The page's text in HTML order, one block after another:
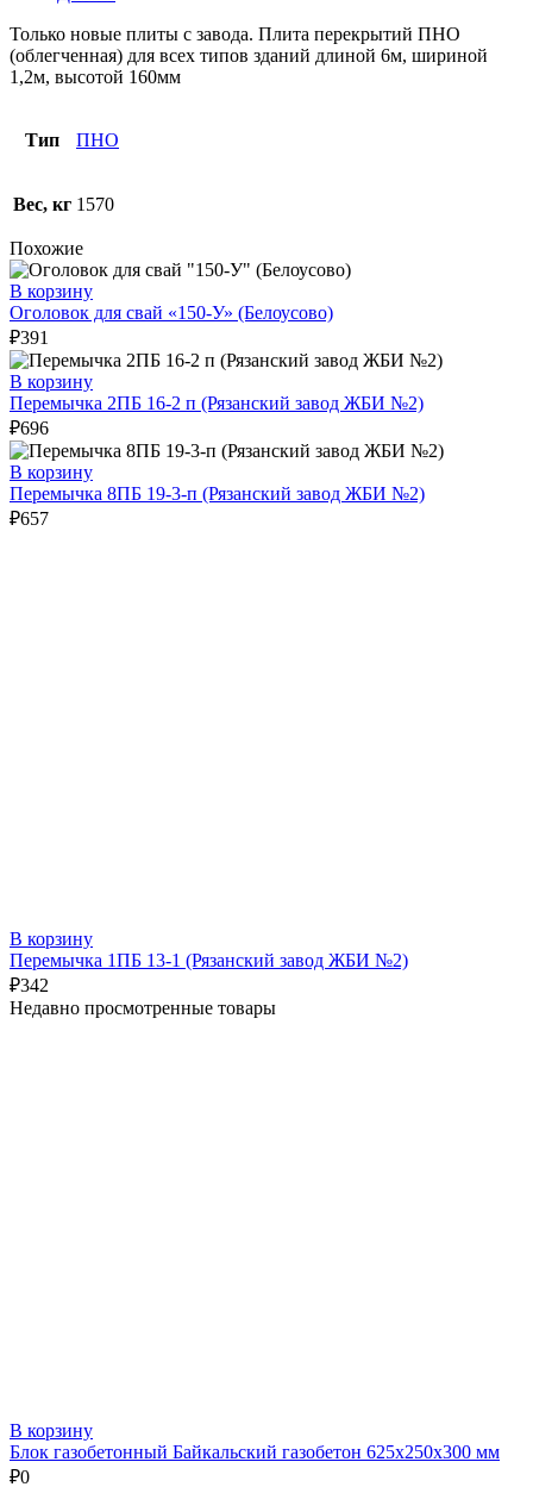
Только новые плиты с завода. Плита перекрытий ПНО
(облегченная) для всех типов зданий длиной 6м, шириной
1,2м, высотой 160мм
Тип ПНО
Вес, кг 1570
Похожие
В корзину
Оголовок для свай «150-У» (Белоусово)
₽391
В корзину
Перемычка 2ПБ 16-2 п (Рязанский завод ЖБИ №2)
₽696
В корзину
Перемычка 8ПБ 19-3-п (Рязанский завод ЖБИ №2)
₽657
В корзину
Перемычка 1ПБ 13-1 (Рязанский завод ЖБИ №2)
₽342
Недавно просмотренные товары
В корзину
Блок газобетонный Байкальский газобетон 625х250х300 мм
₽0